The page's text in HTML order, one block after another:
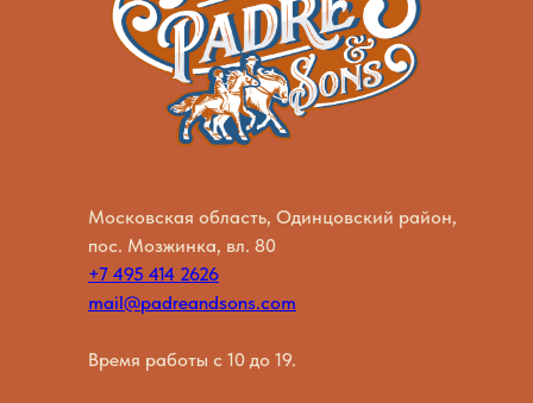
Московская область, Одинцовский район,
пос. Мозжинка, вл. 80
+7 495 414 2626
mail@padreandsons.com
Время работы с 10 до 19.